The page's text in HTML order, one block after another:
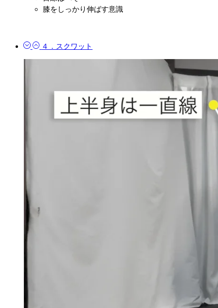
膝をしっかり伸ばす意識
４．スクワット